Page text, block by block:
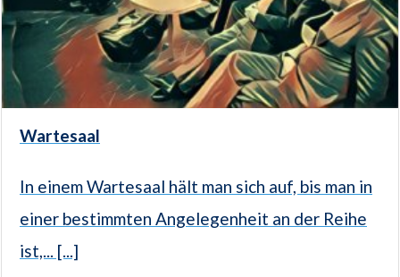
Wartesaal
In einem Wartesaal hält man sich auf, bis man in
einer bestimmten Angelegenheit an der Reihe
ist,... [...]